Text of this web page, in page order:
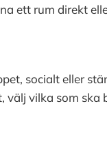
ett rum direkt
socialt eller
välj vilka som ska